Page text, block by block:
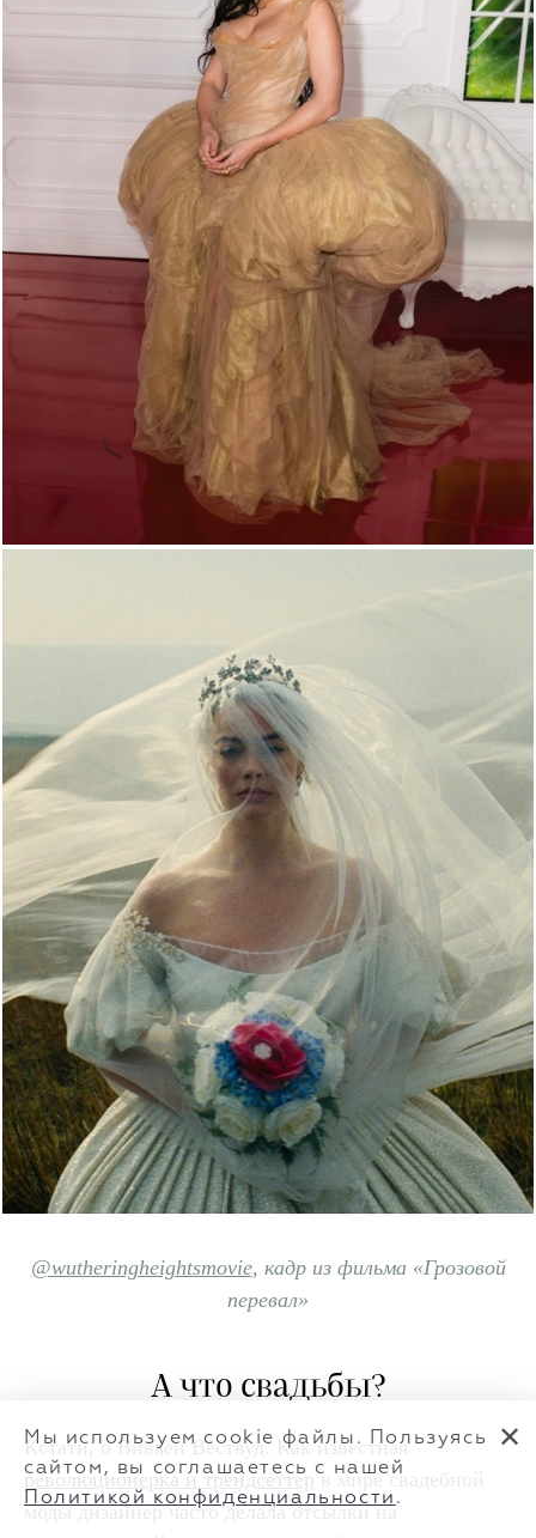
@wutheringheightsmovie, кадр из фильма «Грозовой
перевал»
А что свадьбы?
Кстати, о Вивьен Вествуд. Как известная
революционерка и трендсеттерв мире свадебной
моды дизайнер часто делала отсылки на
Мы используем cookie файлы. Пользуясь
сайтом, вы соглашаетесь с нашей
Политикой конфиденциальности .
✕